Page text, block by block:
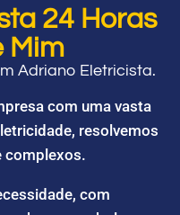
24 Horas
Mim
Adriano Eletricista.
com uma vasta
resolvemos
complexos.
com